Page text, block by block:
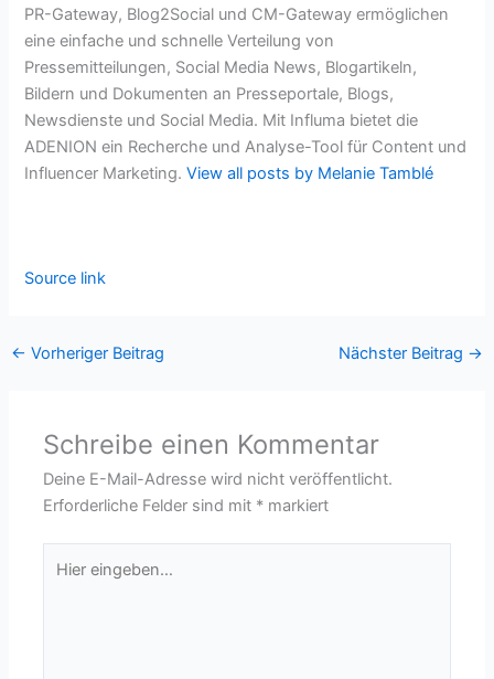
PR-Gateway, Blog2Social und CM-Gateway ermöglichen
eine einfache und schnelle Verteilung von
Pressemitteilungen, Social Media News, Blogartikeln,
Bildern und Dokumenten an Presseportale, Blogs,
Newsdienste und Social Media. Mit Influma bietet die
ADENION ein Recherche und Analyse-Tool für Content und
Influencer Marketing.View all posts by Melanie Tamblé
Source link
← Vorheriger Beitrag Nächster Beitrag →
Schreibe einen Kommentar
Deine E-Mail-Adresse wird nicht veröffentlicht.
Erforderliche Felder sind mit * markiert
eingeben…